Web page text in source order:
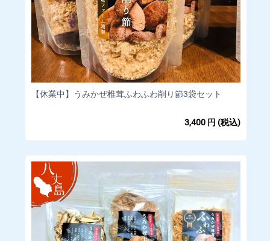
【休業中】うみかぜ椎茸ふわふわ削り節3袋セット
3,400 円 (税込)